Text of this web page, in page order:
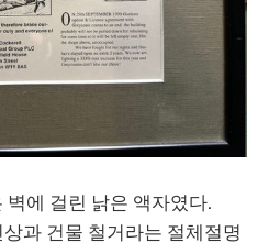
에 걸린 낡은 액자였다.
과 건물 철거라는 절체절명